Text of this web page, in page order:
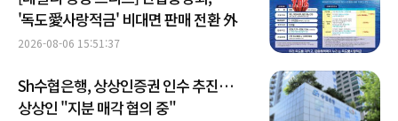
'독도愛사랑적금' 비대면 판매 전환 外
2026-08-06 15:51:37
Sh수협은행, 상상인증권 인수 추진…
상상인 "지분 매각 협의 중"